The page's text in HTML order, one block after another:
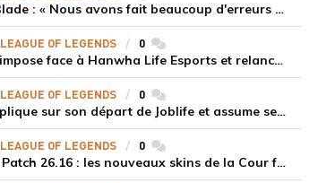
BrokenBlade : « Nous avons fait beaucoup d'erreurs bêtes, mais une victoire reste une victoire et c'est une chose dont on peut se réjouir »
LEAGUE OF LEGENDS 0commentaires
Gen.G s'impose face à Hanwha Life Esports et relance sa dynamique en LCK
LEAGUE OF LEGENDS 0commentaires
3XA s'explique sur son départ de Joblife et assume ses torts
LEAGUE OF LEGENDS 0commentaires
PBE LoL Patch 26.16 : les nouveaux skins de la Cour féérique